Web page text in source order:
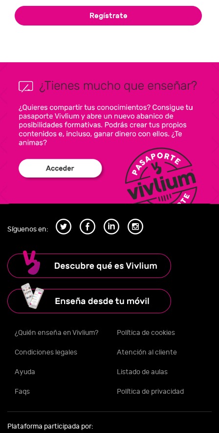
Síguenos en:
¿Quién enseña en Vivlium? Política de cookies
Condiciones legales Atención al cliente
Ayuda Listado de aulas
Faqs Política de privacidad
Plataforma participada por: